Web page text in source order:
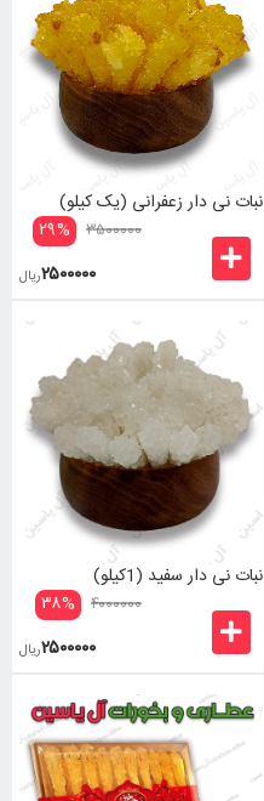
نبات نی دار زعفرانی (یک کیلو)
۳۵۰۰۰۰۰ ۲۹%
۲۵۰۰۰۰۰ریال
نبات نی دار سفید (1کیلو)
۴۰۰۰۰۰۰ ۳۸%
۲۵۰۰۰۰۰ریال